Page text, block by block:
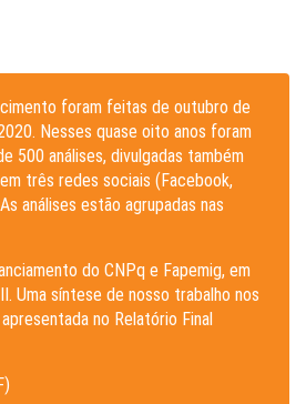
foram feitas de outubro de
Nesses quase oito anos foram
500 análises, divulgadas também
três redes sociais (Facebook,
análises estão agrupadas nas
do CNPq e Fapemig, em
Uma síntese de nosso trabalho nos
no Relatório Final